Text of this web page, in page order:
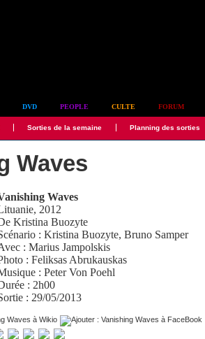
DVD PEOPLE CULTE FORUM
Sorties de la semaine Planning des sorties
Waves
Waves
2012
Kristina Buozyte
:Kristina Buozyte,Bruno Samper
:Marius Jampolskis
:Feliksas Abrukauskas
:Peter Von Poehl
: 2h00
: 29/05/2013